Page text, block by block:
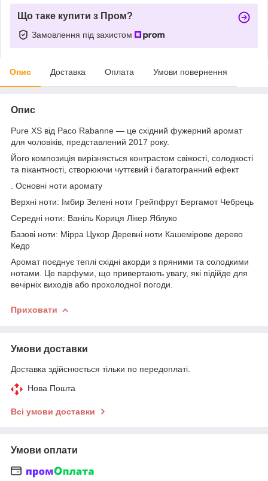
Що таке купити з Пром?
Замовлення під захистом
Опис Доставка Оплата Умови повернення
Опис
Pure XS від Paco Rabanne — це східний фужерний аромат
для чоловіків, представлений 2017 року.
Його композиція вирізняється контрастом свіжості, солодкості
та пікантності, створюючи чуттєвий і багатогранний ефект
. Основні ноти аромату
Верхні ноти: Імбир Зелені ноти Грейпфрут Бергамот Чебрець
Середні ноти: Ваніль Кориця Лікер Яблуко
Базові ноти: Мірра Цукор Деревні ноти Кашемірове дерево
Кедр
Аромат поєднує теплі східні акорди з пряними та солодкими
нотами. Це парфуми, що привертають увагу, які підійде для
вечірніх виходів або прохолодної погоди.
Приховати
Умови доставки
Доставка здійснюється тільки по передоплаті.
Нова Пошта
Всі умови доставки
Умови оплати